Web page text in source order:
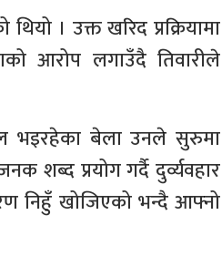
। उक्त खरिद प्रक्रियामा
आरोप लगाउँदै तिवारीले
भइरहेका बेला उनले सुरुमा
शब्द प्रयोग गर्दै दुर्व्यवहार
निहुँ खोजिएको भन्दै आफ्नो